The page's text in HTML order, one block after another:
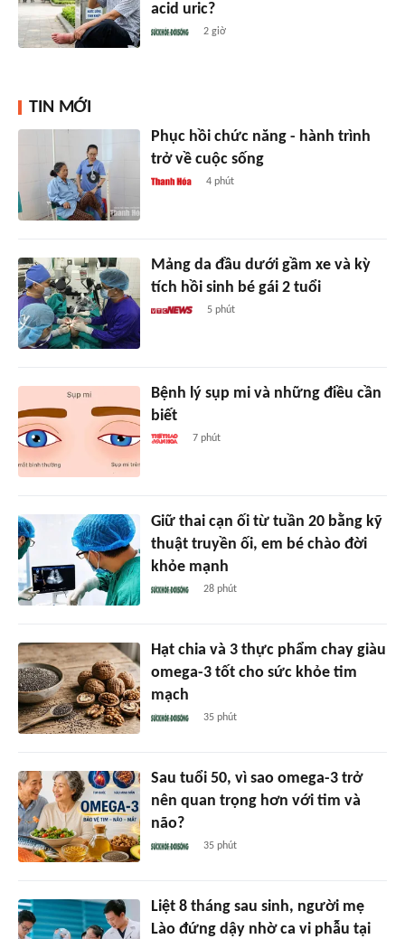
acid uric?
2 giờ
TIN MỚI
Phục hồi chức năng - hành trình
trở về cuộc sống
4 phút
Mảng da đầu dưới gầm xe và kỳ
tích hồi sinh bé gái 2 tuổi
5 phút
Bệnh lý sụp mi và những điều cần
biết
7 phút
Giữ thai cạn ối từ tuần 20 bằng kỹ
thuật truyền ối, em bé chào đời
khỏe mạnh
28 phút
Hạt chia và 3 thực phẩm chay giàu
omega-3 tốt cho sức khỏe tim
mạch
35 phút
Sau tuổi 50, vì sao omega-3 trở
nên quan trọng hơn với tim và
não?
35 phút
Liệt 8 tháng sau sinh, người mẹ
Lào đứng dậy nhờ ca vi phẫu tại